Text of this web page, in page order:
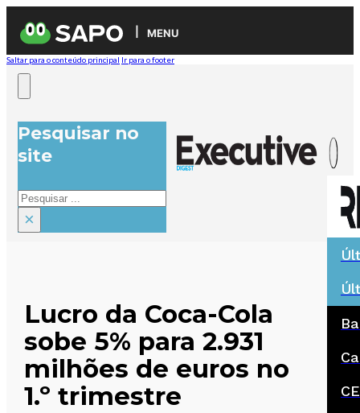
MENU
Saltar para o conteúdo principal Ir para o footer
Pesquisar no
site
Pesquisar
×
Lucro da Coca-Cola
sobe 5% para 2.931
milhões de euros no
1.º trimestre